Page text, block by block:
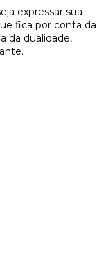
expressar sua
fica por conta da
da dualidade,